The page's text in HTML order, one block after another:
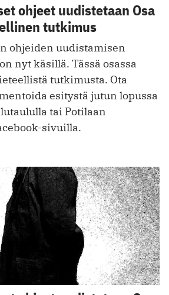
ohjeet uudistetaan Osa
tutkimus
ohjeiden uudistamisen
nyt käsillä. Tässä osassa
tutkimusta. Ota
esitystä jutun lopussa
tai Potilaan
sivuilla.